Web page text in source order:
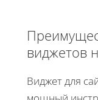
виджетов
Виджет для